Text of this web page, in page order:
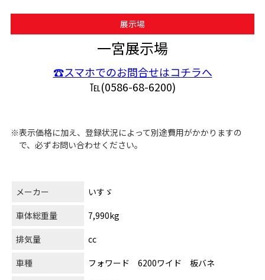
展示場
一宮展示場
☎スマホでのお問合せはコチラへ
℡(0586-68-6200)
※表示価格に加え、登録状況によって別途費用がかかりますの
で、必ずお問い合わせください。
メーカー
いすゞ
車体総重量
7,990kg
排気量
cc
車種
フォワード 6200ワイド 板バネ